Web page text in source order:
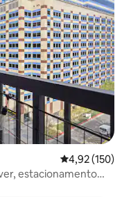
4,92 de uma
4,92 (150)
estacionamento